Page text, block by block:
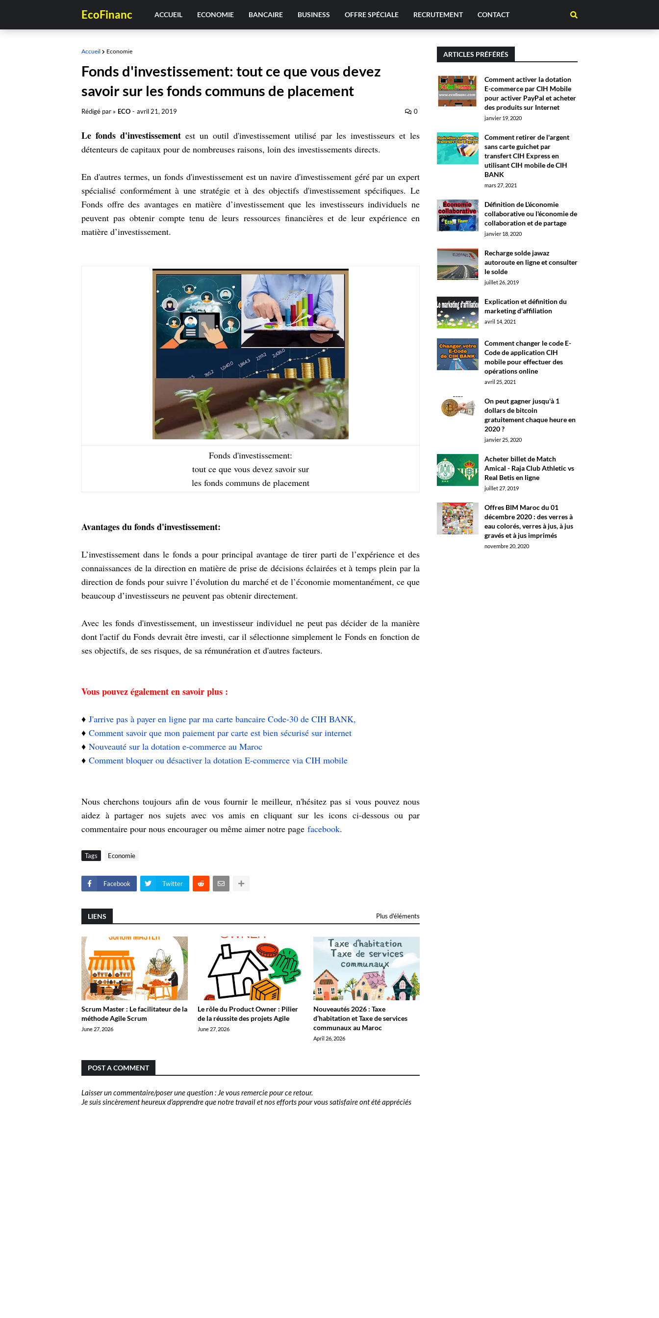
EcoFinanc ACCUEIL ECONOMIE BANCAIRE BUSINESS OFFRE SPÉCIALE RECRUTEMENT CONTACT
Accueil Economie
Fonds d'investissement: tout ce que vous devez
savoir sur les fonds communs de placement
Rédigé par » ECO - avril 21, 2019 0
Le fonds d'investissement est un outil d'investissement utilisé par les investisseurs et les
détenteurs de capitaux pour de nombreuses raisons, loin des investissements directs.
En d'autres termes, un fonds d'investissement est un navire d'investissement géré par un expert
spécialisé conformément à une stratégie et à des objectifs d'investissement spécifiques. Le
Fonds offre des avantages en matière d’investissement que les investisseurs individuels ne
peuvent pas obtenir compte tenu de leurs ressources financières et de leur expérience en
matière d’investissement.
Fonds d'investissement:
tout ce que vous devez savoir sur
les fonds communs de placement
Avantages du fonds d'investissement:
L’investissement dans le fonds a pour principal avantage de tirer parti de l’expérience et des
connaissances de la direction en matière de prise de décisions éclairées et à temps plein par la
direction de fonds pour suivre l’évolution du marché et de l’économie momentanément, ce que
beaucoup d’investisseurs ne peuvent pas obtenir directement.
Avec les fonds d'investissement, un investisseur individuel ne peut pas décider de la manière
dont l'actif du Fonds devrait être investi, car il sélectionne simplement le Fonds en fonction de
ses objectifs, de ses risques, de sa rémunération et d'autres facteurs.
Vous pouvez également en savoir plus :
♦️ J'arrive pas à payer en ligne par ma carte bancaire Code-30 de CIH BANK,
♦️ Comment savoir que mon paiement par carte est bien sécurisé sur internet
♦️ Nouveauté sur la dotation e-commerce au Maroc
♦️ Comment bloquer ou désactiver la dotation E-commerce via CIH mobile
Nous cherchons toujours afin de vous fournir le meilleur, n'hésitez pas si vous pouvez nous
aidez à partager nos sujets avec vos amis en cliquant sur les icons ci-dessous ou par
commentaire pour nous encourager ou même aimer notre page facebook.
Tags Economie
Facebook Twitter
LIENS Plus d'éléments
Scrum Master : Le facilitateur de la
méthode Agile Scrum
June 27, 2026
Le rôle du Product Owner : Pilier
de la réussite des projets Agile
June 27, 2026
Nouveautés 2026 : Taxe
d’habitation et Taxe de services
communaux au Maroc
April 26, 2026
POST A COMMENT
Laisser un commentaire/poser une question : Je vous remercie pour ce retour.
Je suis sincèrement heureux d’apprendre que notre travail et nos efforts pour vous satisfaire ont été appréciés
ARTICLES PRÉFÉRÉS
Comment activer la dotation
E-commerce par CIH Mobile
pour activer PayPal et acheter
des produits sur Internet
janvier 19, 2020
Comment retirer de l'argent
sans carte guichet par
transfert CIH Express en
utilisant CIH mobile de CIH
BANK
mars 27, 2021
Définition de L'économie
collaborative ou l'économie de
collaboration et de partage
janvier 18, 2020
Recharge solde jawaz
autoroute en ligne et consulter
le solde
juillet 26, 2019
Explication et définition du
marketing d'affiliation
avril 14, 2021
Comment changer le code E-
Code de application CIH
mobile pour effectuer des
opérations online
avril 25, 2021
On peut gagner jusqu'à 1
dollars de bitcoin
gratuitement chaque heure en
2020 ?
janvier 25, 2020
Acheter billet de Match
Amical - Raja Club Athletic vs
Real Betis en ligne
juillet 27, 2019
Offres BIM Maroc du 01
décembre 2020 : des verres à
eau colorés, verres à jus, à jus
gravés et à jus imprimés
novembre 20, 2020